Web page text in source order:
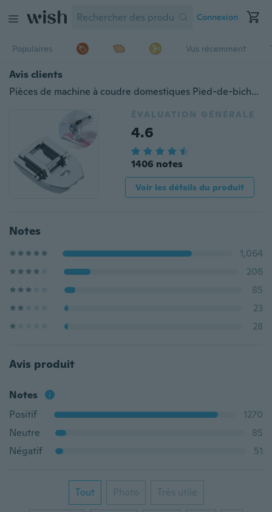
Connexion
Populaires Vus récemment
Avis clients
Pièces de machine à coudre domestiques Pied-de-biche 7306A Pied pour fermeture à glissière invisible pour le chanteur Frère Janome Juki Toyota
ÉVALUATION GÉNÉRALE
4.6
1406 notes
Voir les détails du produit
Notes
1,064
206
85
23
28
Avis produit
Notes
Positif
1270
Neutre
85
Négatif
51
Tout Photo Très utile